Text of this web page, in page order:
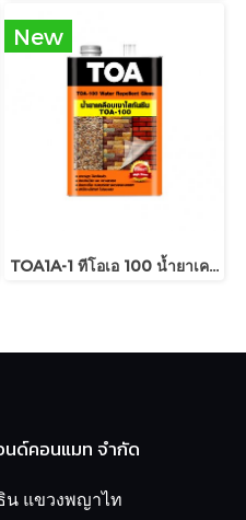
New
TOA1A-1 ทีโอเอ 100 น้ำยาเคลือบเงาใสกันซึม
นด์คอนแมท จำกัด
น แขวงพญาไท